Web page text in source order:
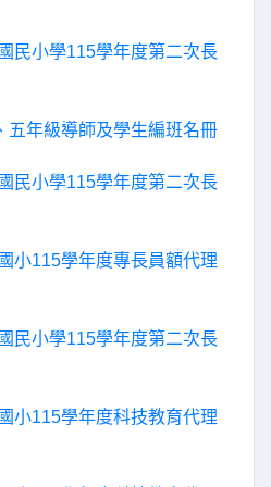
民小學115學年度第二次長
五年級導師及學生編班名冊
民小學115學年度第二次長
小115學年度專長員額代理
民小學115學年度第二次長
小115學年度科技教育代理